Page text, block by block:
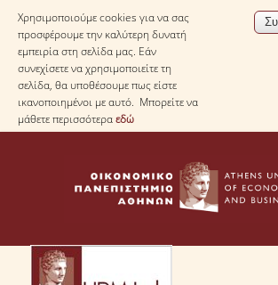
Χρησιμοποιούμε cookies για να σας
προσφέρουμε την καλύτερη δυνατή
εμπειρία στη σελίδα μας. Εάν
συνεχίσετε να χρησιμοποιείτε τη
σελίδα, θα υποθέσουμε πως είστε
ικανοποιημένοι με αυτό. Μπορείτε να
μάθετε περισσότεραεδώ